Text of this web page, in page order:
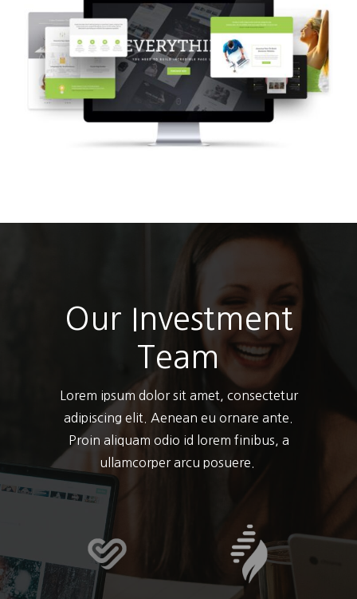
Our Investment
Team
Lorem ipsum dolor sit amet, consectetur
adipiscing elit. Aenean eu ornare ante.
Proin aliquam odio id lorem finibus, a
ullamcorper arcu posuere.